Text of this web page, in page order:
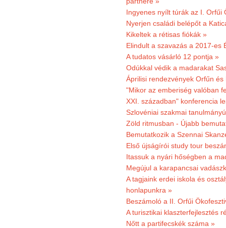
Ingyenes nyílt túrák az I. Orfűi
Nyerjen családi belépőt a
Kikeltek a rétisas fiókák »
Elindult a szavazás a 2017-es
A tudatos vásárló 12 pontja »
Odúkkal védik a madarakat
Áprilisi rendezvények Orfűn és
"Mikor az emberiség valóban
XXI. században" konferencia
Szlovéniai szakmai
Zöld ritmusban - Újabb
Bemutatkozik a Szennai
Első újságírói study tour
Itassuk a nyári hőségben a
Megújul a karapancsai
A tagjaink erdei iskola és
honlapunkra »
Beszámoló a II. Orfűi
A turisztikai klaszterfejlesztés
Nőtt a partifecskék száma »